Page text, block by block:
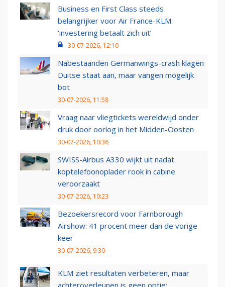
Business en First Class steeds
belangrijker voor Air France-KLM:
‘investering betaalt zich uit’
30-07-2026, 12:10
Nabestaanden Germanwings-crash klagen
Duitse staat aan, maar vangen mogelijk
bot
30-07-2026, 11:58
Vraag naar vliegtickets wereldwijd onder
druk door oorlog in het Midden-Oosten
30-07-2026, 10:36
SWISS-Airbus A330 wijkt uit nadat
koptelefoonoplader rook in cabine
veroorzaakt
30-07-2026, 10:23
Bezoekersrecord voor Farnborough
Airshow: 41 procent meer dan de vorige
keer
30-07-2026, 9:30
KLM ziet resultaten verbeteren, maar